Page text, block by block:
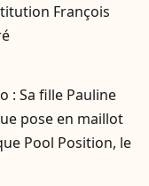
François
: Sa fille Pauline
pose en maillot
Pool Position, le